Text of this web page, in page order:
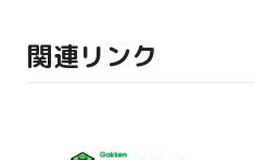
関連リンク